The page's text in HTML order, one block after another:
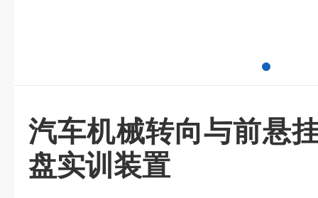
汽车机械转向与前悬
盘实训装置